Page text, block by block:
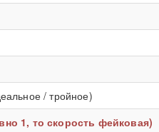
/ тройное)
1, то скорость фейковая)